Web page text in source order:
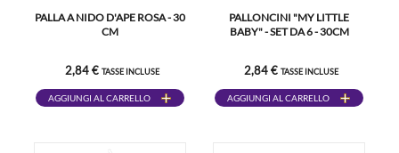
PALLA A NIDO D'APE ROSA - 30
CM
2,84 € TASSE INCLUSE
AGGIUNGI AL CARRELLO
PALLONCINI "MY LITTLE
BABY" - SET DA 6 - 30CM
2,84 € TASSE INCLUSE
AGGIUNGI AL CARRELLO